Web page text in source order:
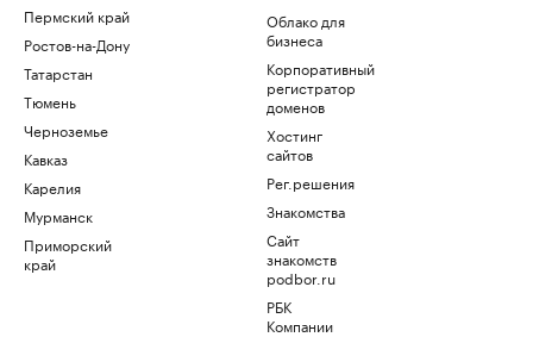
Пермский край
Ростов-на-Дону
Татарстан
Тюмень
Черноземье
Кавказ
Карелия
Мурманск
Приморский
край
Облако для
бизнеса
Корпоративный
регистратор
доменов
Хостинг
сайтов
Рег.решения
Знакомства
Сайт
знакомств
podbor.ru
РБК
Компании